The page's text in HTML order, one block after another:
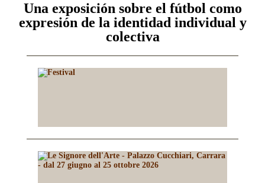
Una exposición sobre el fútbol como
expresión de la identidad individual y
colectiva